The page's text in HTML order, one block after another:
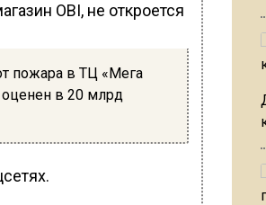
OBI, не откроется
пожара в ТЦ «Мега
в 20 млрд